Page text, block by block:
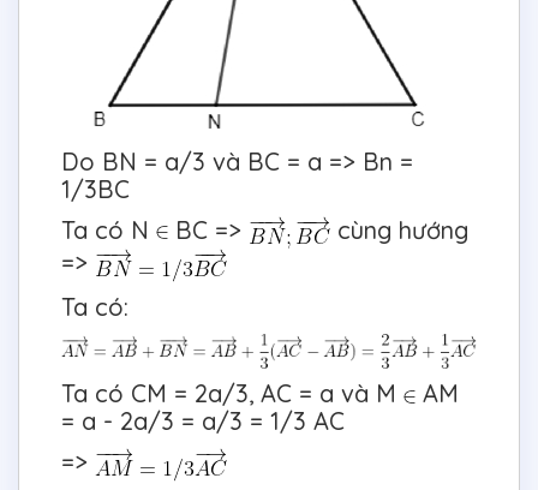
Do BN = a/3 và BC = a => Bn =
1/3BC
Ta có N
BC =>
cùng hướng
=>
Ta có:
Ta có CM = 2a/3, AC = a và M
AM
= a - 2a/3 = a/3 = 1/3 AC
=>